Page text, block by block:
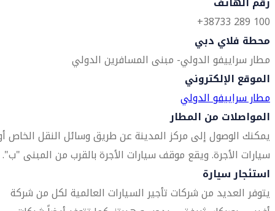
100 289 38733+
محطة فلاي دبي
مطار سراييفو الدولي- مبنى المسافرين الدولي
الموقع الإلكتروني
مطار سراييفو الدولي
المواصلات من المطار
يمكنك الوصول إلى مركز المدينة عن طريق وسائل النقل الخاص
سيارات الأجرة. ويقع موقف سيارات الأجرة بالقرب من المبنى "ب".
استئجار سيارة
يتوفر العديد من شركات تأجير السيارات العالمية لكل من شركة